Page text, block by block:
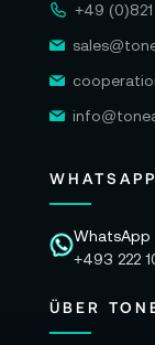
+49
WhatsApp
+493 222
ÜBER